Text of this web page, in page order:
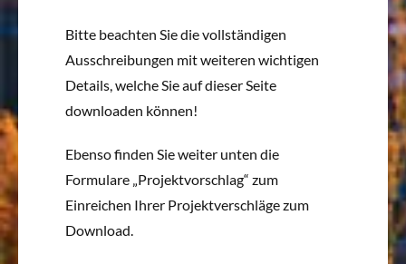
Bitte beachten Sie die vollständigen
Ausschreibungen mit weiteren wichtigen
Details, welche Sie auf dieser Seite
downloaden können!
Ebenso finden Sie weiter unten die
Formulare „Projektvorschlag“ zum
Einreichen Ihrer Projektverschläge zum
Download.